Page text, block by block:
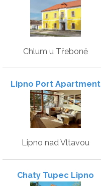
Chlum u Třeboně
Lipno Port Apartment
Lipno nad Vltavou
Chaty Tupec Lipno